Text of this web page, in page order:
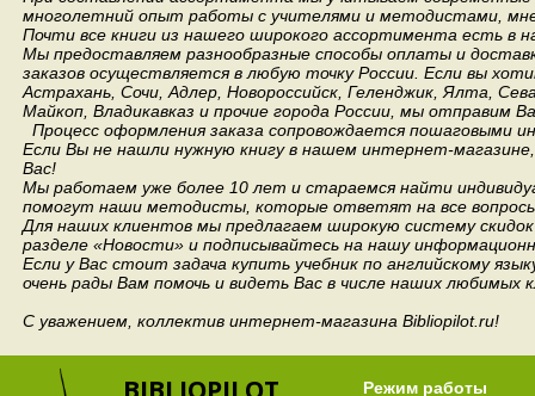
многолетний опыт работы с учителями и методистами,
Почти все книги из нашего широкого ассортимента есть в
Мы предоставляем разнообразные способы оплаты и
заказов осуществляется в любую точку России. Если вы
Астрахань, Сочи, Адлер, Новороссийск, Геленджик, Ялта,
Майкоп, Владикавказ и прочие города России, мы отправим
Процесс оформления заказа сопровождается пошаговыми
Если Вы не нашли нужную книгу в нашем интернет-
Вас!
Мы работаем уже более 10 лет и стараемся найти
помогут наши методисты, которые ответят на все
Для наших клиентов мы предлагаем широкую систему
разделе «Новости» и подписывайтесь на нашу
Если у Вас стоит задача купить учебник по английскому
очень рады Вам помочь и видеть Вас в числе наших любимых
С уважением, коллектив интернет-магазина Bibliopilot.ru!
Режим работы